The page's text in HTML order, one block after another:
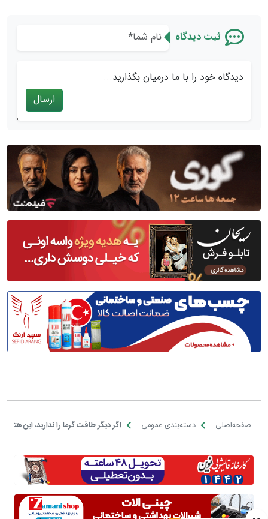
ثبت دیدگاه
دیدگاه خود را با ما درمیان بگذارید...
ارسال